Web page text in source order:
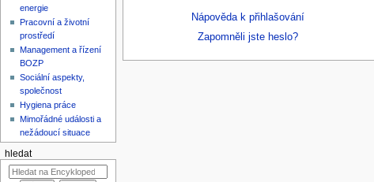
Nápověda k přihlašování
Zapomněli jste heslo?
energie
Pracovní a životní
prostředí
Management a řízení
BOZP
Sociální aspekty,
společnost
Hygiena práce
Mimořádné události a
nežádoucí situace
hledat